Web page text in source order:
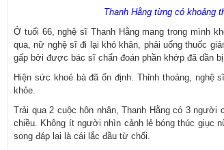
Thanh Hằng từng có khoảng
Ở tuổi 66, nghệ sĩ Thanh Hằng mang trong mình
qua, nữ nghệ sĩ đi lại khó khăn, phải uống thuốc
gấp bởi được bác sĩ chẩn đoán phần khớp đã dần
Hiện sức khoẻ bà đã ổn định. Thỉnh thoảng,
khỏe.
Trải qua 2 cuộc hôn nhân, Thanh Hằng có 3
chiều. Không ít người nhìn cảnh lẻ bóng thúc giục
song đáp lại là cái lắc đầu từ chối.